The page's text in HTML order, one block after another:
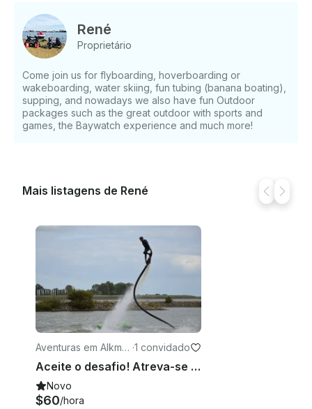
vemos as circunstâncias por pessoa. Os preços
incluem material. Se você tiver alguma dúvida,
podemos respondê-la por meio da plataforma de
mensagens da GetMyBoat antes de você pagar.
Basta clicar em “Solicitar reserva” e nos enviar uma
pergunta para uma oferta personalizada.
René
Proprietário
Come join us for flyboarding, hoverboarding or
wakeboarding, water skiing, fun tubing (banana boating),
supping, and nowadays we also have fun Outdoor
packages such as the great outdoor with sports and
games, the Baywatch experience and much more!
Mais listagens de René
Aventuras em Alkma
ar
·1 convidado
Aceite o desafio! Atreva-se a um voo de hoverboarding de 20 minutos em Heerhugowaard, Holanda
Novo
$60/hora